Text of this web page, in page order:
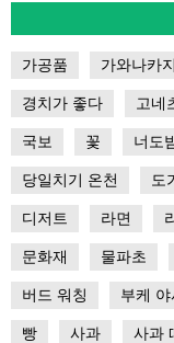
팜
렛
구
문
가공품 가와나카
경치가 좋다 고네
국보 꽃 너도
당일치기 온천 도
디저트 라면
문화재 물파초
버드 워칭 부케 야
빵 사과 사과